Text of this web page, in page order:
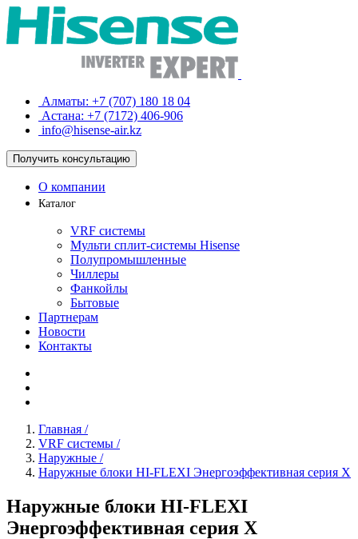
Алматы: +7 (707) 180 18 04
Астана: +7 (7172) 406-906
info@hisense-air.kz
Получить консультацию
О компании
Каталог
VRF системы
Мульти сплит-системы Hisense
Полупромышленные
Чиллеры
Фанкойлы
Бытовые
Партнерам
Новости
Контакты
Главная /
VRF системы /
Наружные /
Наружные блоки HI-FLEXI Энергоэффективная серия X
Наружные блоки HI-FLEXI
Энергоэффективная серия X